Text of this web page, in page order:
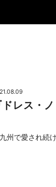
レス・ノ
州で愛され続